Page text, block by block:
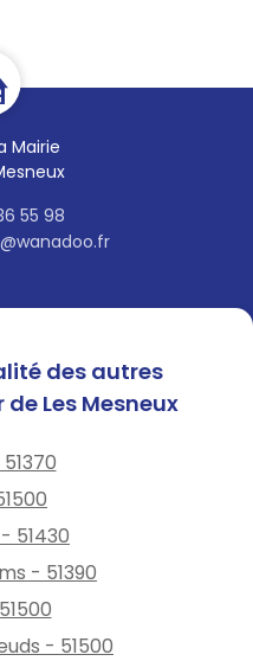
Mairie
55 98
des autres
Les Mesneux
51430
- 51390
- 51500